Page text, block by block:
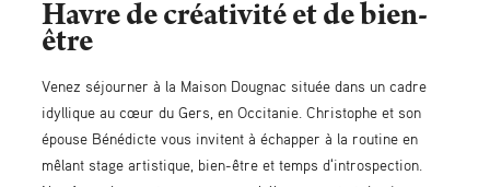
Havre de créativité et de bien-
être
Venez séjourner à la Maison Dougnac située dans un cadre
idyllique au cœur du Gers, en Occitanie. Christophe et son
épouse Bénédicte vous invitent à échapper à la routine en
mêlant stage artistique, bien-être et temps d'introspection.